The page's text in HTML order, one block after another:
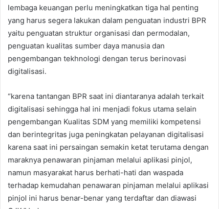
lembaga keuangan perlu meningkatkan tiga hal penting
yang harus segera lakukan dalam penguatan industri BPR
yaitu penguatan struktur organisasi dan permodalan,
penguatan kualitas sumber daya manusia dan
pengembangan tekhnologi dengan terus berinovasi
digitalisasi.
“karena tantangan BPR saat ini diantaranya adalah terkait
digitalisasi sehingga hal ini menjadi fokus utama selain
pengembangan Kualitas SDM yang memiliki kompetensi
dan berintegritas juga peningkatan pelayanan digitalisasi
karena saat ini persaingan semakin ketat terutama dengan
maraknya penawaran pinjaman melalui aplikasi pinjol,
namun masyarakat harus berhati-hati dan waspada
terhadap kemudahan penawaran pinjaman melalui aplikasi
pinjol ini harus benar-benar yang terdaftar dan diawasi